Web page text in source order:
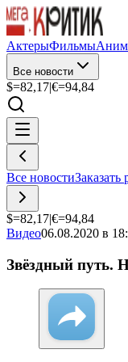
АктерыФильмы
Все новости
$=82,17|€=94,84
Все новостиЗаказать
$=82,17|€=94,84
Видео06.08.2020 в
Звёздный путь.